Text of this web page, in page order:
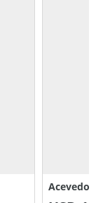
Acevedo